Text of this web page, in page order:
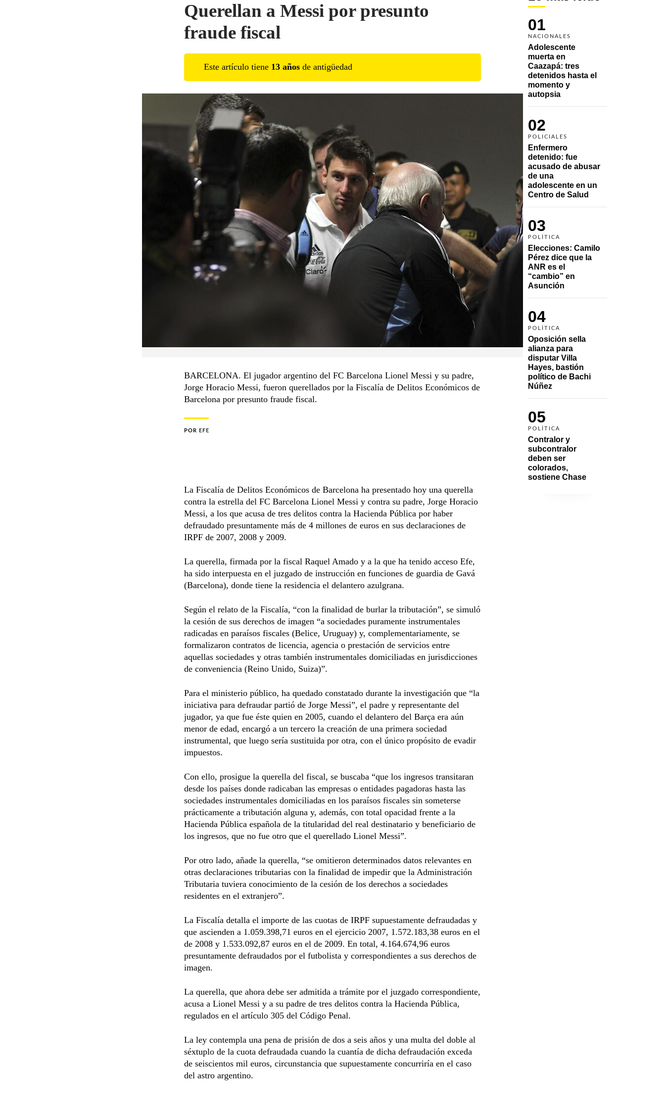
01
NACIONALES
Adolescente
muerta en
Caazapá: tres
detenidos hasta el
momento y
autopsia
02
POLICIALES
Enfermero
detenido: fue
acusado de abusar
de una
adolescente en un
Centro de Salud
03
POLÍTICA
Elecciones: Camilo
Pérez dice que la
ANR es el
“cambio” en
Asunción
04
POLÍTICA
Oposición sella
alianza para
disputar Villa
Hayes, bastión
político de Bachi
Núñez
05
POLÍTICA
Contralor y
subcontralor
deben ser
colorados,
sostiene Chase
Querellan a Messi por presunto
fraude fiscal
Este artículo tiene 13 años de antigüedad
BARCELONA. El jugador argentino del FC Barcelona Lionel Messi y su padre,
Jorge Horacio Messi, fueron querellados por la Fiscalía de Delitos Económicos de
Barcelona por presunto fraude fiscal.
POR EFE
La Fiscalía de Delitos Económicos de Barcelona ha presentado hoy una querella
contra la estrella del FC Barcelona Lionel Messi y contra su padre, Jorge Horacio
Messi, a los que acusa de tres delitos contra la Hacienda Pública por haber
defraudado presuntamente más de 4 millones de euros en sus declaraciones de
IRPF de 2007, 2008 y 2009.
La querella, firmada por la fiscal Raquel Amado y a la que ha tenido acceso Efe,
ha sido interpuesta en el juzgado de instrucción en funciones de guardia de Gavá
(Barcelona), donde tiene la residencia el delantero azulgrana.
Según el relato de la Fiscalía, “con la finalidad de burlar la tributación”, se simuló
la cesión de sus derechos de imagen “a sociedades puramente instrumentales
radicadas en paraísos fiscales (Belice, Uruguay) y, complementariamente, se
formalizaron contratos de licencia, agencia o prestación de servicios entre
aquellas sociedades y otras también instrumentales domiciliadas en jurisdicciones
de conveniencia (Reino Unido, Suiza)”.
Para el ministerio público, ha quedado constatado durante la investigación que “la
iniciativa para defraudar partió de Jorge Messi”, el padre y representante del
jugador, ya que fue éste quien en 2005, cuando el delantero del Barça era aún
menor de edad, encargó a un tercero la creación de una primera sociedad
instrumental, que luego sería sustituida por otra, con el único propósito de evadir
impuestos.
Con ello, prosigue la querella del fiscal, se buscaba “que los ingresos transitaran
desde los países donde radicaban las empresas o entidades pagadoras hasta las
sociedades instrumentales domiciliadas en los paraísos fiscales sin someterse
prácticamente a tributación alguna y, además, con total opacidad frente a la
Hacienda Pública española de la titularidad del real destinatario y beneficiario de
los ingresos, que no fue otro que el querellado Lionel Messi”.
Por otro lado, añade la querella, “se omitieron determinados datos relevantes en
otras declaraciones tributarias con la finalidad de impedir que la Administración
Tributaria tuviera conocimiento de la cesión de los derechos a sociedades
residentes en el extranjero”.
La Fiscalía detalla el importe de las cuotas de IRPF supuestamente defraudadas y
que ascienden a 1.059.398,71 euros en el ejercicio 2007, 1.572.183,38 euros en el
de 2008 y 1.533.092,87 euros en el de 2009. En total, 4.164.674,96 euros
presuntamente defraudados por el futbolista y correspondientes a sus derechos de
imagen.
La querella, que ahora debe ser admitida a trámite por el juzgado correspondiente,
acusa a Lionel Messi y a su padre de tres delitos contra la Hacienda Pública,
regulados en el artículo 305 del Código Penal.
La ley contempla una pena de prisión de dos a seis años y una multa del doble al
séxtuplo de la cuota defraudada cuando la cuantía de dicha defraudación exceda
de seiscientos mil euros, circunstancia que supuestamente concurriría en el caso
del astro argentino.